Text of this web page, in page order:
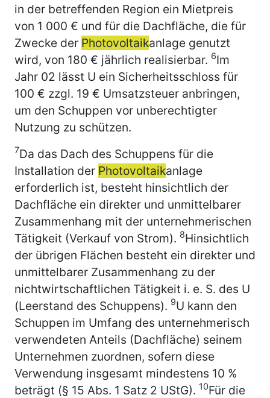
in der betreffenden Region ein Mietpreis
von 1 000 € und für die Dachfläche, die für
Zwecke der Photovoltaikanlage genutzt
wird, von 180 € jährlich realisierbar. 6Im
Jahr 02 lässt U ein Sicherheitsschloss für
100 € zzgl. 19 € Umsatzsteuer anbringen,
um den Schuppen vor unberechtigter
Nutzung zu schützen.
7Da das Dach des Schuppens für die
Installation der Photovoltaikanlage
erforderlich ist, besteht hinsichtlich der
Dachfläche ein direkter und unmittelbarer
Zusammenhang mit der unternehmerischen
Tätigkeit (Verkauf von Strom). 8Hinsichtlich
der übrigen Flächen besteht ein direkter und
unmittelbarer Zusammenhang zu der
nichtwirtschaftlichen Tätigkeit i. e. S. des U
(Leerstand des Schuppens). 9U kann den
Schuppen im Umfang des unternehmerisch
verwendeten Anteils (Dachfläche) seinem
Unternehmen zuordnen, sofern diese
Verwendung insgesamt mindestens 10 %
beträgt (§ 15 Abs. 1 Satz 2 UStG). 10Für die